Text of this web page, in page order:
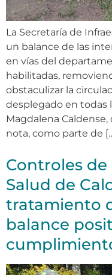
La Secretaría de
un balance de las
en vías del
habilitadas,
obstaculizar la
desplegado en todas
Magdalena
nota, como parte de
Controles
Salud de
tratamiento
balance